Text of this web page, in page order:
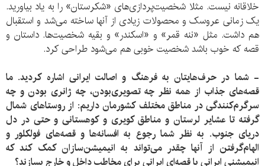
خلاقانه نیست. مثلا شخصیت‌پردازی‌های «شکرستان» را به یاد بیاورید.
یک زمانی عروسک و محصولات زیادی از آنها ساخته می‌شد و استقبال
هم داشت. مثل «ننه قمر» و «اسکندر» و بقیه شخصیت‌ها. داستان و
قصه که خوب باشد شخصیت خوبی هم می‌شود طراحی کرد.
- شما در حرف‌هایتان به فرهنگ و اصالت ایرانی اشاره کردید. ما
قصه‌های جذاب از همه نظر چه تصویری‌بودن، چه ژانری بودن و چه
سرگرم‌کنندگی در مناطق مختلف کشورمان داریم: از روستاهای شمال
گرفته تا عشایر لرستان و مناطق کویری و کوهستانی و حتی در دل
دریای جنوب. به نظر شما رجوع به افسانه‌ها و قصه‌های فولکلور و
الهام‌گرفتن از آنها چقدر می‌تواند به انیمیشن‌سازان کمک کند که
انیمیشنی ایرانی با قصه‌ای ایرانی برای مخاطب داخل و خارج بسازند؟